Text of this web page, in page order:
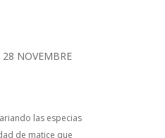
NOVEMBRE
las especias
de matice que